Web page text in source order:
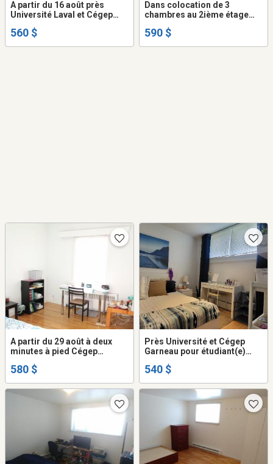
A partir du 16 août près
Université Laval et Cégep
seulement, immeuble non
560 $
Dans colocation de 3
chambres au 2ième étage
Garneau pour étudiant(e)
590 $
A partir du 29 août à deux
minutes à pied Cégep
fumeur(euse), aucun animal
de 4 chambres au 1er
580 $
Près Université et Cégep
Garneau pour étudiant(e)
animal permis, dans
1/2 ss
540 $